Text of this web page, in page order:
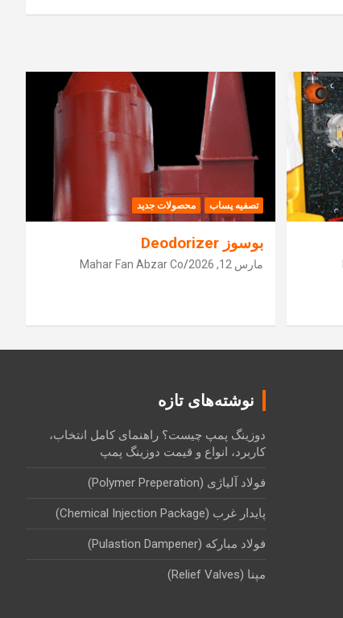
تصفیه پساب محصولات جدید
بوسوز Deodorizer
مارس 12, 2026 Mahar Fan Abzar Co
نوشته‌های تازه
دوزینگ پمپ چیست؟ راهنمای کامل انتخاب،
کاربرد، انواع و قیمت دوزینگ پمپ
فولاد آلیاژی (Polymer Preperation)
پایدار غرب (Chemical Injection Package)
فولاد مبارکه (Pulastion Dampener)
مپنا (Relief Valves)